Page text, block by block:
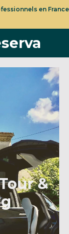
en France
&